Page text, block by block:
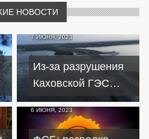
НОВОСТИ
7 ИЮНЯ, 2023
Из-за разрушения
Каховской ГЭС
поля на юге
Украины могут
стать пустынями
6 ИЮНЯ, 2023